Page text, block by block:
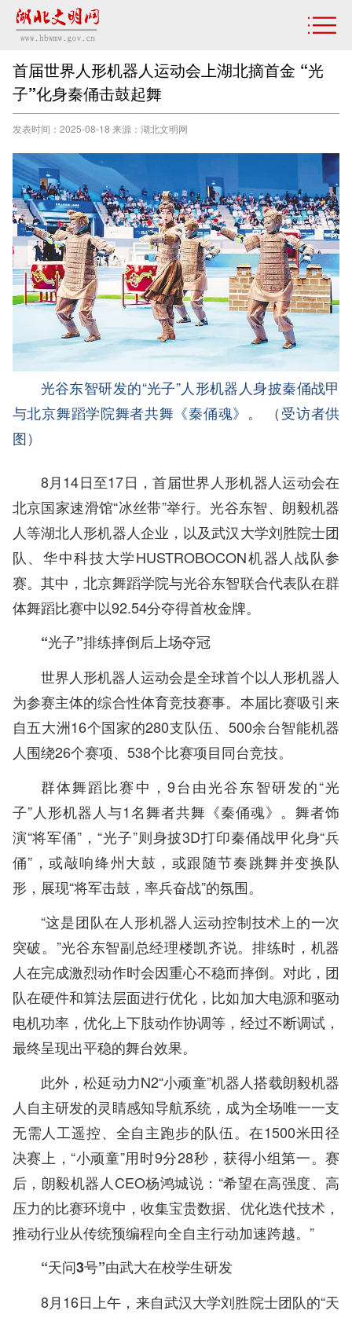
首届世界人形机器人运动会上湖北摘首金 “光
子”化身秦俑击鼓起舞
发表时间：2025-08-18 来源：湖北文明网
光谷东智研发的“光子”人形机器人身披秦俑战甲
与北京舞蹈学院舞者共舞《秦俑魂》。 （受访者供
图）
8月14日至17日，首届世界人形机器人运动会在
北京国家速滑馆“冰丝带”举行。光谷东智、朗毅机器
人等湖北人形机器人企业，以及武汉大学刘胜院士团
队、华中科技大学HUSTROBOCON机器人战队参
赛。其中，北京舞蹈学院与光谷东智联合代表队在群
体舞蹈比赛中以92.54分夺得首枚金牌。
“光子”排练摔倒后上场夺冠
世界人形机器人运动会是全球首个以人形机器人
为参赛主体的综合性体育竞技赛事。本届比赛吸引来
自五大洲16个国家的280支队伍、500余台智能机器
人围绕26个赛项、538个比赛项目同台竞技。
群体舞蹈比赛中，9台由光谷东智研发的“光
子”人形机器人与1名舞者共舞《秦俑魂》。舞者饰
演“将军俑”，“光子”则身披3D打印秦俑战甲化身“兵
俑”，或敲响绛州大鼓，或跟随节奏跳舞并变换队
形，展现“将军击鼓，率兵奋战”的氛围。
“这是团队在人形机器人运动控制技术上的一次
突破。”光谷东智副总经理楼凯齐说。排练时，机器
人在完成激烈动作时会因重心不稳而摔倒。对此，团
队在硬件和算法层面进行优化，比如加大电源和驱动
电机功率，优化上下肢动作协调等，经过不断调试，
最终呈现出平稳的舞台效果。
此外，松延动力N2“小顽童”机器人搭载朗毅机器
人自主研发的灵睛感知导航系统，成为全场唯一一支
无需人工遥控、全自主跑步的队伍。在1500米田径
决赛上，“小顽童”用时9分28秒，获得小组第一。赛
后，朗毅机器人CEO杨鸿城说：“希望在高强度、高
压力的比赛环境中，收集宝贵数据、优化迭代技术，
推动行业从传统预编程向全自主行动加速跨越。”
“天问3号”由武大在校学生研发
8月16日上午，来自武汉大学刘胜院士团队的“天